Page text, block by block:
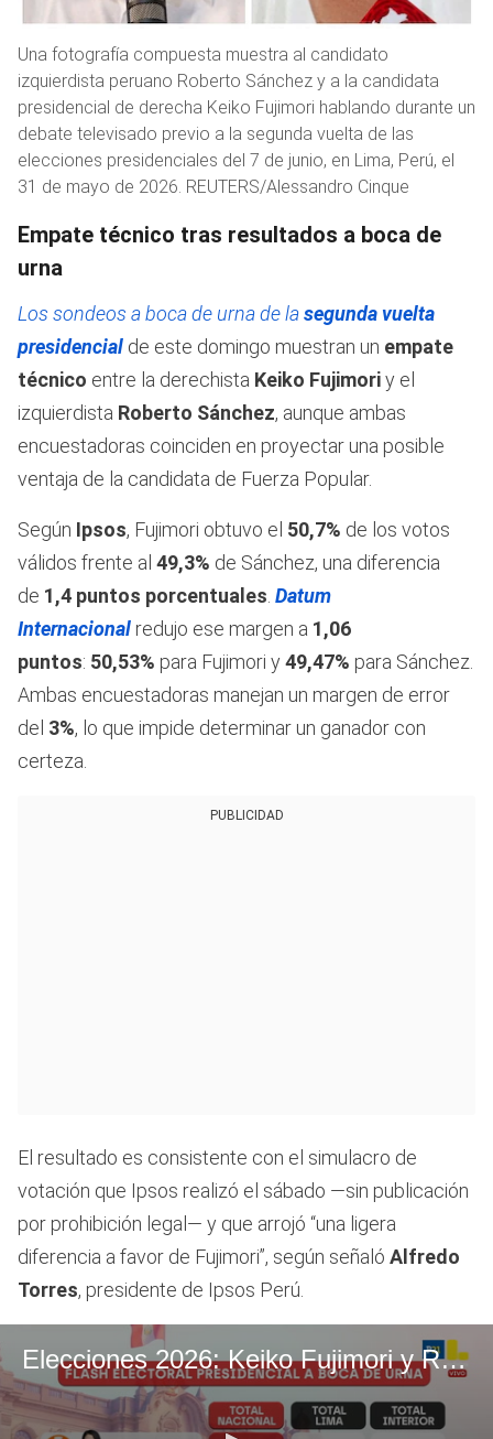
Una fotografía compuesta muestra al candidato
izquierdista peruano Roberto Sánchez y a la candidata
presidencial de derecha Keiko Fujimori hablando durante un
debate televisado previo a la segunda vuelta de las
elecciones presidenciales del 7 de junio, en Lima, Perú, el
31 de mayo de 2026. REUTERS/Alessandro Cinque
Empate técnico tras resultados a boca de
urna
Los sondeos a boca de urna de lasegunda vuelta
presidencial de este domingo muestran un empate
técnico entre la derechista Keiko Fujimoriy el
izquierdista Roberto Sánchez, aunque ambas
encuestadoras coinciden en proyectar una posible
ventaja de la candidata de Fuerza Popular.
Según Ipsos, Fujimori obtuvo el 50,7% de los votos
válidos frente al 49,3% de Sánchez, una diferencia
de 1,4 puntos porcentuales Datum
Internacional redujo ese margen a 1,06
puntos: 50,53% para Fujimori y49,47% para Sánchez.
Ambas encuestadoras manejan un margen de error
del 3%, lo que impide determinar un ganador con
certeza.
PUBLICIDAD
El resultado es consistente con el simulacro de
votación que Ipsos realizó el sábado —sin publicación
por prohibición legal— y que arrojó “una ligera
diferencia a favor de Fujimori”, según señaló Alfredo
Torres, presidente de Ipsos Perú.
Elecciones 2026: Keiko Fujimori y Roberto Sánchez en Empate Técnico